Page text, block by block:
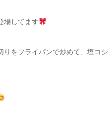
場してます
をフライパンで炒めて、塩コ